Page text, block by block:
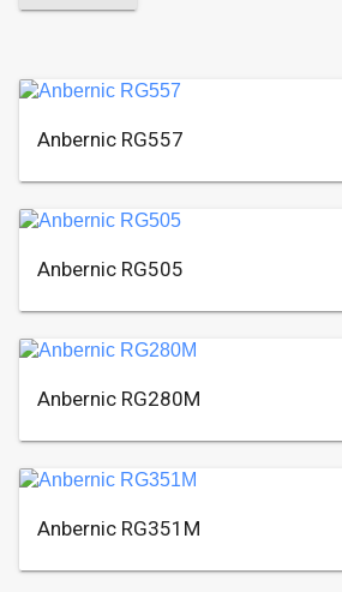
Anbernic RG557
Anbernic RG505
Anbernic RG280M
Anbernic RG351M